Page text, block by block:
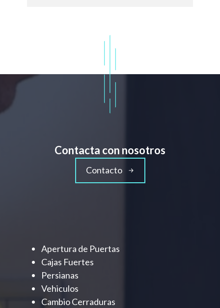
Contacta con nosotros
Contacto
Apertura de Puertas
Cajas Fuertes
Persianas
Vehiculos
Cambio Cerraduras